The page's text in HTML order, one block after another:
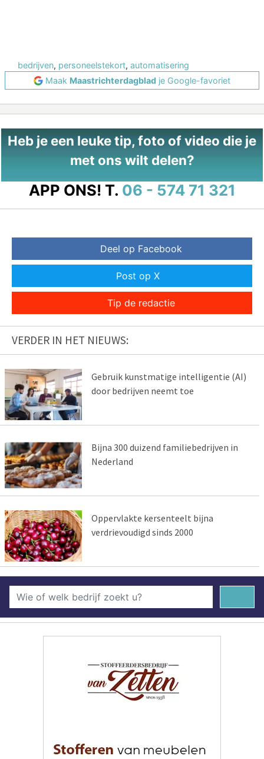
bedrijven, personeelstekort, automatisering
Maak Maastrichterdagblad je Google-favoriet
Heb je een leuke tip, foto of video die je
met ons wilt delen?
APP ONS! T. 06 - 574 71 321
Deel op Facebook
Post op X
Tip de redactie
VERDER IN HET NIEUWS:
Gebruik kunstmatige intelligentie (AI)
door bedrijven neemt toe
Bijna 300 duizend familiebedrijven in
Nederland
Oppervlakte kersenteelt bijna
verdrievoudigd sinds 2000